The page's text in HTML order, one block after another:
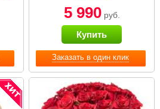
Заказать в один клик
5 990руб.
Купить